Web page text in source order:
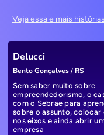
Veja essa e mais
Delucci
Bento Gonçalves / RS
Sem saber muito sobre
empreendedorismo, o
com o Sebrae para
sobre o assunto, colocar
nos eixos e ainda abrir
empresa